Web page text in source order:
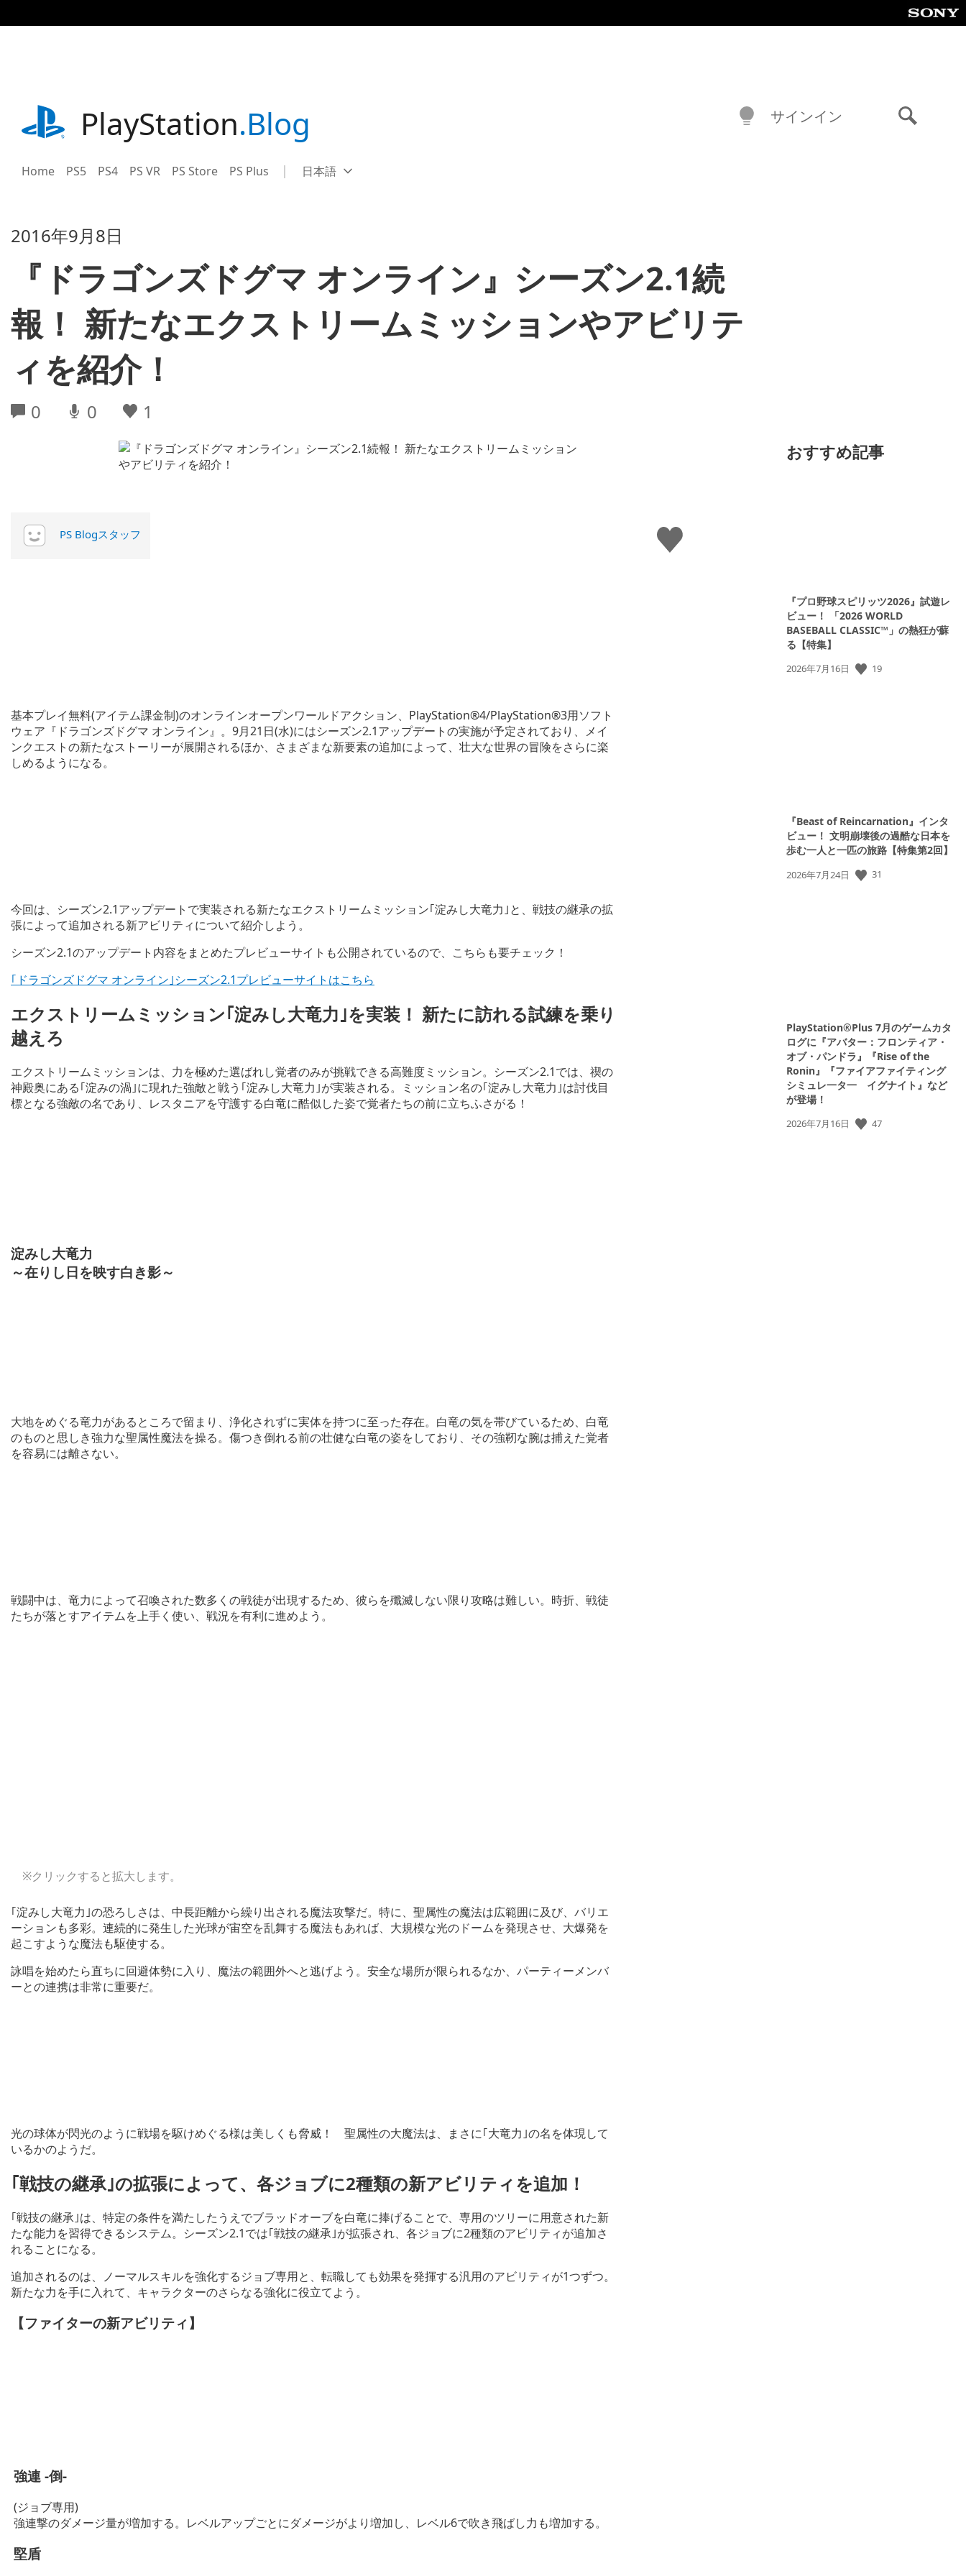
事
playstation.comPlayStation.Blog
Home PS5 PS4 PS VR PS Store PS Plus Select
Current
日本語
サインイン
2016年9月8日
『ドラゴンズドグマ オンライン』シーズン2.1続
報！ 新たなエクストリームミッションやアビリテ
ィを紹介！
0 0 1
い
い
PS Blogスタッフ
基本プレイ無料(アイテム課金制)のオンラインオープンワールドアクション、PlayStation®4/PlayStation®3用ソフト
ウェア『ドラゴンズドグマ オンライン』。9月21日(水)にはシーズン2.1アップデートの実施が予定されており、メイ
ンクエストの新たなストーリーが展開されるほか、さまざまな新要素の追加によって、壮大な世界の冒険をさらに楽
しめるようになる。
今回は、シーズン2.1アップデートで実装される新たなエクストリームミッション｢淀みし大竜力｣と、戦技の継承の拡
張によって追加される新アビリティについて紹介しよう。
シーズン2.1のアップデート内容をまとめたプレビューサイトも公開されているので、こちらも要チェック！
｢ドラゴンズドグマ オンライン｣シーズン2.1プレビューサイトはこちら
エクストリームミッション｢淀みし大竜力｣を実装！ 新たに訪れる試練を乗り
越えろ
エクストリームミッションは、力を極めた選ばれし覚者のみが挑戦できる高難度ミッション。シーズン2.1では、禊の
神殿奥にある｢淀みの渦｣に現れた強敵と戦う｢淀みし大竜力｣が実装される。ミッション名の｢淀みし大竜力｣は討伐目
標となる強敵の名であり、レスタニアを守護する白竜に酷似した姿で覚者たちの前に立ちふさがる！
淀みし大竜力
～在りし日を映す白き影～
大地をめぐる竜力があるところで留まり、浄化されずに実体を持つに至った存在。白竜の気を帯びているため、白竜
のものと思しき強力な聖属性魔法を操る。傷つき倒れる前の壮健な白竜の姿をしており、その強靭な腕は捕えた覚者
を容易には離さない。
戦闘中は、竜力によって召喚された数多くの戦徒が出現するため、彼らを殲滅しない限り攻略は難しい。時折、戦徒
たちが落とすアイテムを上手く使い、戦況を有利に進めよう。
※クリックすると拡大します。
｢淀みし大竜力｣の恐ろしさは、中長距離から繰り出される魔法攻撃だ。特に、聖属性の魔法は広範囲に及び、バリエ
ーションも多彩。連続的に発生した光球が宙空を乱舞する魔法もあれば、大規模な光のドームを発現させ、大爆発を
起こすような魔法も駆使する。
詠唱を始めたら直ちに回避体勢に入り、魔法の範囲外へと逃げよう。安全な場所が限られるなか、パーティーメンバ
ーとの連携は非常に重要だ。
光の球体が閃光のように戦場を駆けめぐる様は美しくも脅威！ 聖属性の大魔法は、まさに｢大竜力｣の名を体現して
いるかのようだ。
｢戦技の継承｣の拡張によって、各ジョブに2種類の新アビリティを追加！
｢戦技の継承｣は、特定の条件を満たしたうえでブラッドオーブを白竜に捧げることで、専用のツリーに用意された新
たな能力を習得できるシステム。シーズン2.1では｢戦技の継承｣が拡張され、各ジョブに2種類のアビリティが追加さ
れることになる。
追加されるのは、ノーマルスキルを強化するジョブ専用と、転職しても効果を発揮する汎用のアビリティが1つずつ。
新たな力を手に入れて、キャラクターのさらなる強化に役立てよう。
【ファイターの新アビリティ】
強連 -倒-
(ジョブ専用)
強連撃のダメージ量が増加する。レベルアップごとにダメージがより増加し、レベル6で吹き飛ばし力も増加する。
堅盾
おすすめ記事
『プロ野球スピリッツ2026』試遊レ
ビュー！ 「2026 WORLD
BASEBALL CLASSIC™」の熱狂が蘇
る【特集】
公
2026年7月16日 19
『Beast of Reincarnation』インタ
ビュー！ 文明崩壊後の過酷な日本を
歩む一人と一匹の旅路【特集第2回】
公
2026年7月24日 31
PlayStation®Plus 7月のゲームカタ
ログに『アバター：フロンティア・
オブ・パンドラ』『Rise of the
Ronin』『ファイアファイティング
シミュレ一タ一 イグナイト』など
が登場！
公
2026年7月16日 47